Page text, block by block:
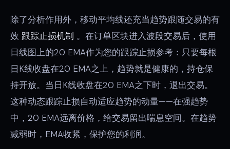
除了分析作用外，移动平均线还充当趋势跟随交易的有
效 跟踪止损机制 。在订单区块进入波段交易后，使用
日线图上的20 EMA作为您的跟踪止损参考：只要每根
日K线收盘在20 EMA之上，趋势就是健康的，持仓保
持开放。当日K线收盘在20 EMA之下时，退出交易。
这种动态跟踪止损自动适应趋势的动量——在强趋势
中，20 EMA远离价格，给交易留出喘息空间。在趋势
减弱时，EMA收紧，保护您的利润。